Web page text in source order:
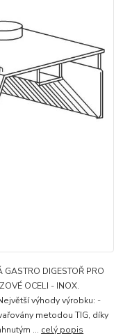
DIGESTOŘ PRO
OCELI - INOX.
výhody výrobku: -
metodou TIG, díky
... celý popis